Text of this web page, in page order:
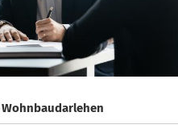
 Günstiger Notar-Tarif für die Wohnbaudarlehen